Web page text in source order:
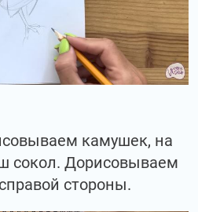
камушек, на
сокол. Дорисовываем
стороны.